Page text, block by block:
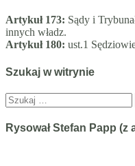
Artykuł 173: Sądy i
innych władz.
Artykuł 180: ust.1
Szukaj w witrynie
Szukaj:
Rysował Stefan Papp